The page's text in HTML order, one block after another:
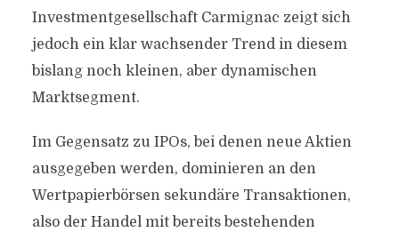
Investmentgesellschaft Carmignac zeigt sich
jedoch ein klar wachsender Trend in diesem
bislang noch kleinen, aber dynamischen
Marktsegment.
Im Gegensatz zu IPOs, bei denen neue Aktien
ausgegeben werden, dominieren an den
Wertpapierbörsen sekundäre Transaktionen,
also der Handel mit bereits bestehenden